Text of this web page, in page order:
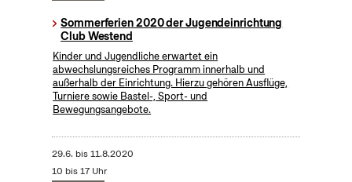
Sommerferien 2020 der Jugendeinrichtung
Club Westend
Kinder und Jugendliche erwartet ein
abwechslungsreiches Programm innerhalb und
außerhalb der Einrichtung. Hierzu gehören Ausflüge,
Turniere sowie Bastel-, Sport- und
Bewegungsangebote.
29.6. bis11.8.2020
10 bis 17 Uhr